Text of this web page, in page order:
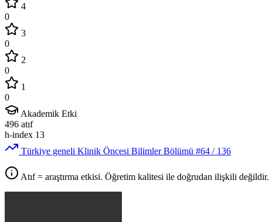
4
0
3
0
2
0
1
0
Akademik Etki
496 atıf
h-index 13
Türkiye geneli Klinik Öncesi Bilimler Bölümü #64 / 136
Atıf = araştırma etkisi. Öğretim kalitesi ile doğrudan ilişkili değildir.